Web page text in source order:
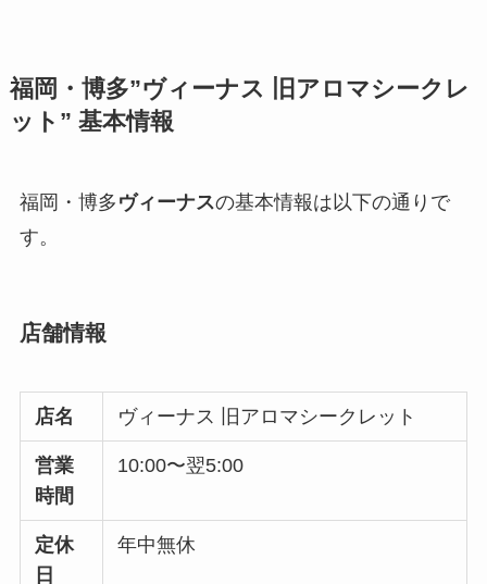
福岡・博多”ヴィーナス 旧アロマシークレ
ット” 基本情報
福岡・博多 ヴィーナスの基本情報は以下の通りで
す。
店舗情報
店名 ヴィーナス 旧アロマシークレット
営業
時間
10:00〜翌5:00
定休
日
年中無休